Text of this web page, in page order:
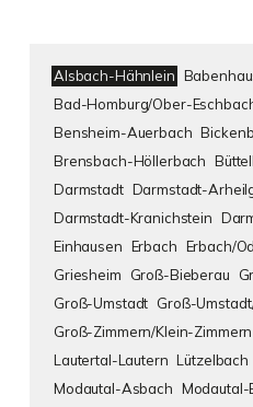
Alsbach-Hähnlein
Bad-Homburg/Ober-
Bensheim-Auerbach
Brensbach-Höllerbach
Darmstadt Darmstadt-
Darmstadt-Kranichstein
Einhausen Erbach Erbach/
Griesheim
Groß-Bieberau
Groß-Umstadt Groß-
Groß-Zimmern/Klein-Zimmern
Lautertal-Lautern Lützelbach
Modautal-Asbach Modautal-